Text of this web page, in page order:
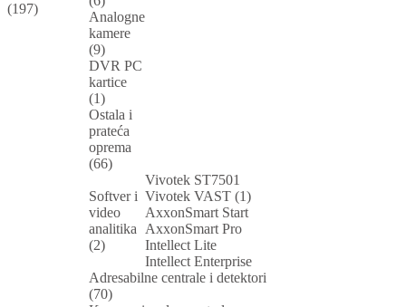
(197)
Analogne
kamere
(9)
DVR PC
kartice
(1)
Ostala i
prateća
oprema
(66)
Softver i
video
analitika
(2)
Vivotek ST7501
Vivotek VAST (1)
AxxonSmart Start
AxxonSmart Pro
Intellect Lite
Intellect Enterprise
Adresabilne centrale i detektori
(70)